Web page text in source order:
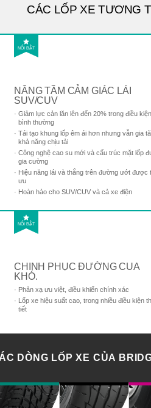
CÁC LỐP XE TƯƠNG
NỔI BẬT
NÂNG TẦM CẢM GIÁC LÁI
SUV/CUV
Giảm lực cản lăn lên đến 20% trong điều kiện
bình thường
Tái tạo khung lốp êm ái hơn nhưng vẫn gia
khả năng chịu tải
Công nghệ cao su mới và cấu trúc mặt lốp
gia cường
Hiệu năng lái và thắng trên đường ướt được
ưu
Hoàn hảo cho SUV/CUV và cả xe điện
NỔI BẬT
CHINH PHỤC ĐƯỜNG CUA
KHÓ.
Phản xạ ưu việt, điều khiển chính xác
Lốp xe hiệu suất cao, trong nhiều điều kiện
tiết
DÒNG LỐP XE CỦA